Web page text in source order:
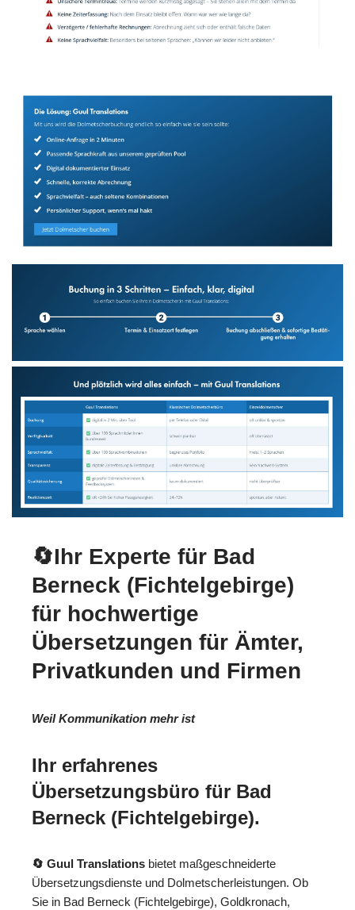
🔄Ihr Experte für Bad
Berneck (Fichtelgebirge)
für hochwertige
Übersetzungen für Ämter,
Privatkunden und Firmen
Weil Kommunikation mehr ist
Ihr erfahrenes
Übersetzungsbüro für Bad
Berneck (Fichtelgebirge).
🔄 Guul Translations bietet maßgeschneiderte
Übersetzungsdienste und Dolmetscherleistungen. Ob
Sie in Bad Berneck (Fichtelgebirge), Goldkronach,